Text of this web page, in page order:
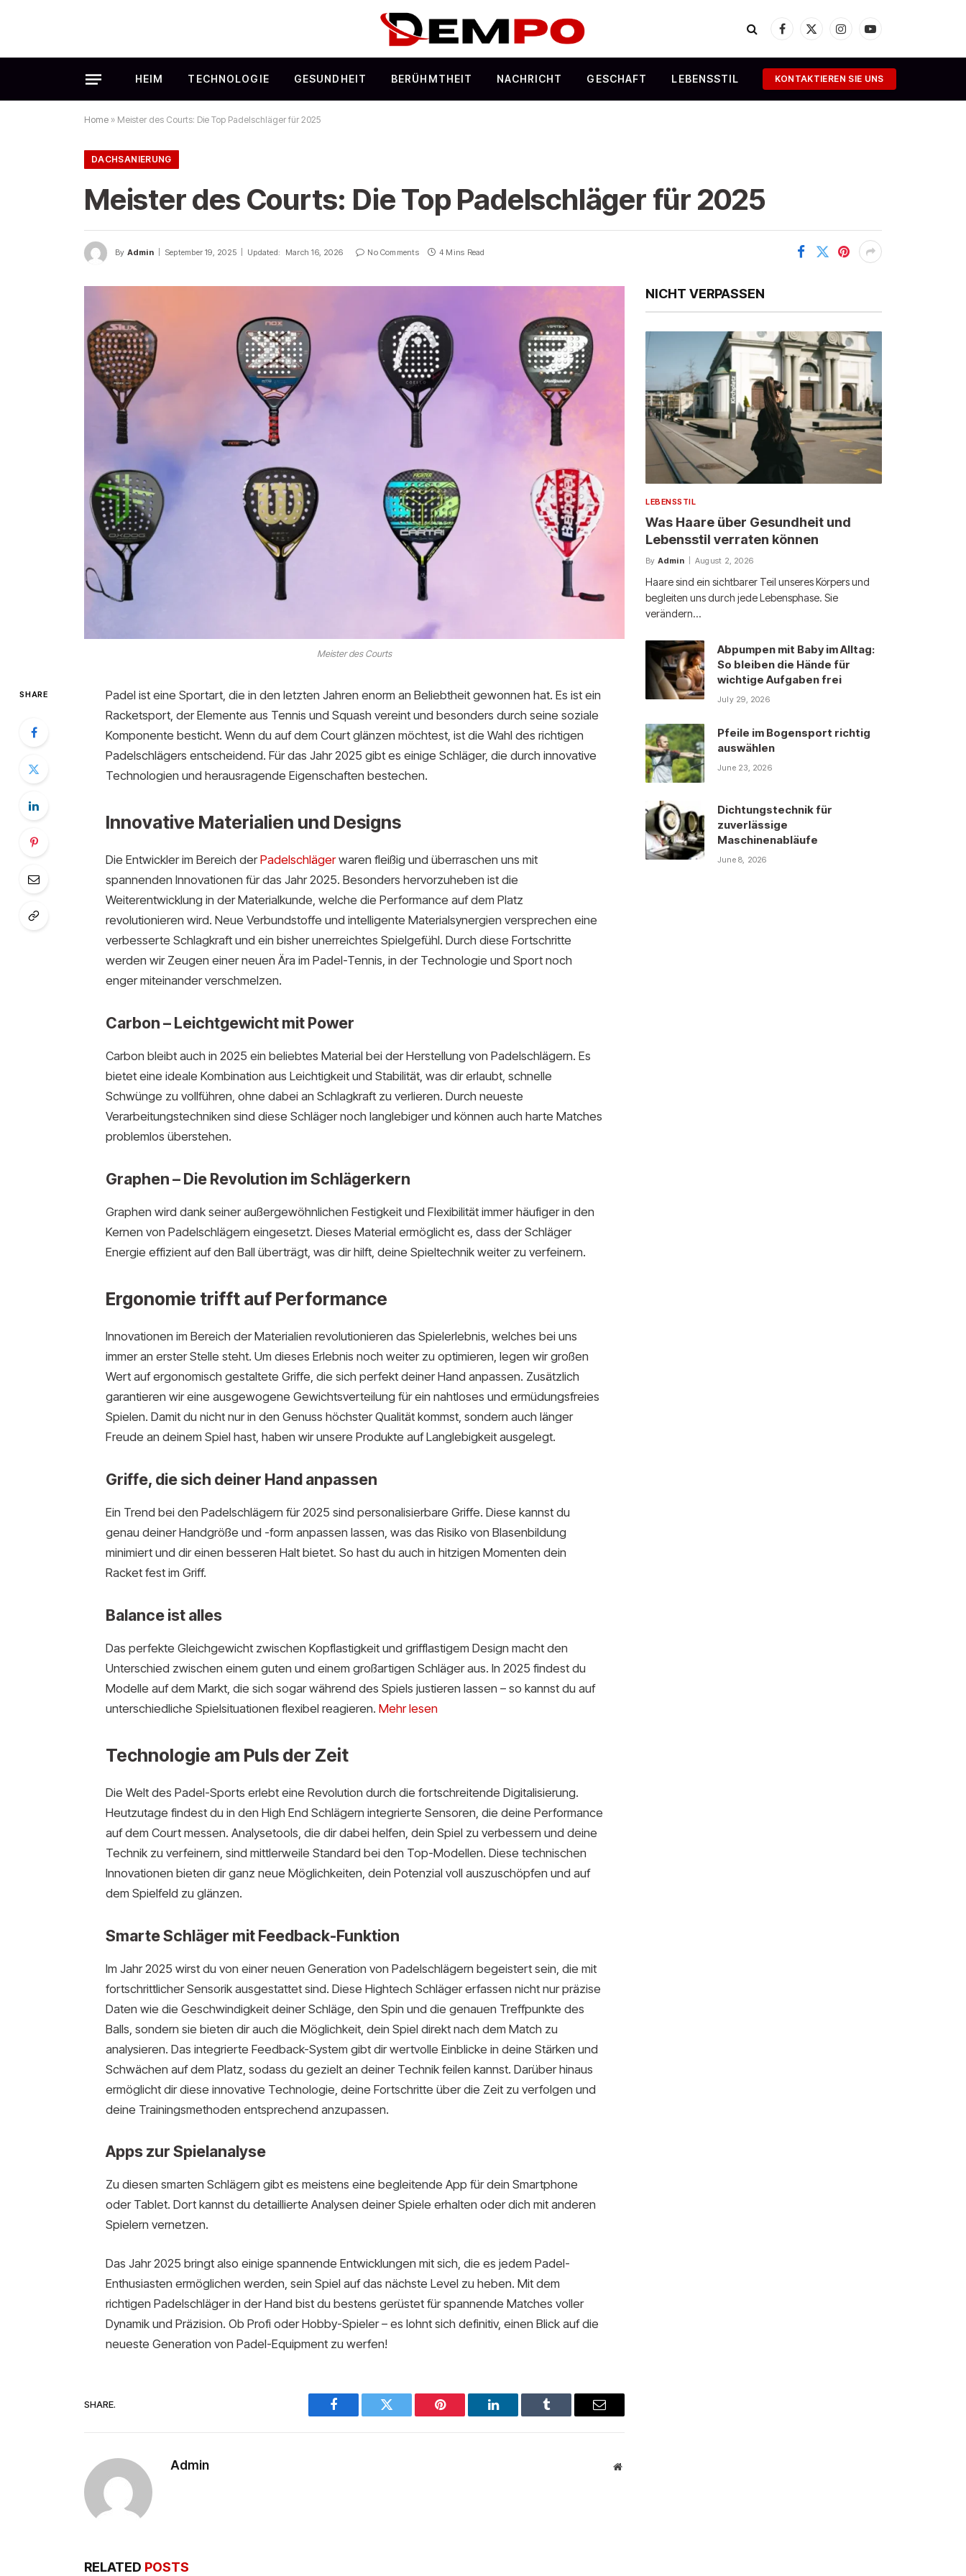
Facebook
X
InstagramYouTube
HEIM TECHNOLOGIE GESUNDHEIT BERÜHMTHEIT NACHRICHT GESCHAFT LEBENSSTIL KONTAKTIEREN SIE UNS
Home » Meister des Courts: Die Top Padelschläger für 2025
DACHSANIERUNG
Meister des Courts: Die Top Padelschläger für 2025
By Admin September 19, 2025 Updated: March 16, 2026 No Comments 4 Mins Read
Meister des Courts
SHARE
Padel ist eine Sportart, die in den letzten Jahren enorm an Beliebtheit gewonnen hat. Es ist ein
Racketsport, der Elemente aus Tennis und Squash vereint und besonders durch seine soziale
Komponente besticht. Wenn du auf dem Court glänzen möchtest, ist die Wahl des richtigen
Padelschlägers entscheidend. Für das Jahr 2025 gibt es einige Schläger, die durch innovative
Technologien und herausragende Eigenschaften bestechen.
Innovative Materialien und Designs
Die Entwickler im Bereich derPadelschlägerwaren fleißig und überraschen uns mit
spannenden Innovationen für das Jahr 2025. Besonders hervorzuheben ist die
Weiterentwicklung in der Materialkunde, welche die Performance auf dem Platz
revolutionieren wird. Neue Verbundstoffe und intelligente Materialsynergien versprechen eine
verbesserte Schlagkraft und ein bisher unerreichtes Spielgefühl. Durch diese Fortschritte
werden wir Zeugen einer neuen Ära im Padel-Tennis, in der Technologie und Sport noch
enger miteinander verschmelzen.
Carbon – Leichtgewicht mit Power
Carbon bleibt auch in 2025 ein beliebtes Material bei der Herstellung von Padelschlägern. Es
bietet eine ideale Kombination aus Leichtigkeit und Stabilität, was dir erlaubt, schnelle
Schwünge zu vollführen, ohne dabei an Schlagkraft zu verlieren. Durch neueste
Verarbeitungstechniken sind diese Schläger noch langlebiger und können auch harte Matches
problemlos überstehen.
Graphen – Die Revolution im Schlägerkern
Graphen wird dank seiner außergewöhnlichen Festigkeit und Flexibilität immer häufiger in den
Kernen von Padelschlägern eingesetzt. Dieses Material ermöglicht es, dass der Schläger
Energie effizient auf den Ball überträgt, was dir hilft, deine Spieltechnik weiter zu verfeinern.
Ergonomie trifft auf Performance
Innovationen im Bereich der Materialien revolutionieren das Spielerlebnis, welches bei uns
immer an erster Stelle steht. Um dieses Erlebnis noch weiter zu optimieren, legen wir großen
Wert auf ergonomisch gestaltete Griffe, die sich perfekt deiner Hand anpassen. Zusätzlich
garantieren wir eine ausgewogene Gewichtsverteilung für ein nahtloses und ermüdungsfreies
Spielen. Damit du nicht nur in den Genuss höchster Qualität kommst, sondern auch länger
Freude an deinem Spiel hast, haben wir unsere Produkte auf Langlebigkeit ausgelegt.
Griffe, die sich deiner Hand anpassen
Ein Trend bei den Padelschlägern für 2025 sind personalisierbare Griffe. Diese kannst du
genau deiner Handgröße und -form anpassen lassen, was das Risiko von Blasenbildung
minimiert und dir einen besseren Halt bietet. So hast du auch in hitzigen Momenten dein
Racket fest im Griff.
Balance ist alles
Das perfekte Gleichgewicht zwischen Kopflastigkeit und grifflastigem Design macht den
Unterschied zwischen einem guten und einem großartigen Schläger aus. In 2025 findest du
Modelle auf dem Markt, die sich sogar während des Spiels justieren lassen – so kannst du auf
unterschiedliche Spielsituationen flexibel reagieren. Mehr lesen
Technologie am Puls der Zeit
Die Welt des Padel-Sports erlebt eine Revolution durch die fortschreitende Digitalisierung.
Heutzutage findest du in den High End Schlägern integrierte Sensoren, die deine Performance
auf dem Court messen. Analysetools, die dir dabei helfen, dein Spiel zu verbessern und deine
Technik zu verfeinern, sind mittlerweile Standard bei den Top-Modellen. Diese technischen
Innovationen bieten dir ganz neue Möglichkeiten, dein Potenzial voll auszuschöpfen und auf
dem Spielfeld zu glänzen.
Smarte Schläger mit Feedback-Funktion
Im Jahr 2025 wirst du von einer neuen Generation von Padelschlägern begeistert sein, die mit
fortschrittlicher Sensorik ausgestattet sind. Diese Hightech Schläger erfassen nicht nur präzise
Daten wie die Geschwindigkeit deiner Schläge, den Spin und die genauen Treffpunkte des
Balls, sondern sie bieten dir auch die Möglichkeit, dein Spiel direkt nach dem Match zu
analysieren. Das integrierte Feedback-System gibt dir wertvolle Einblicke in deine Stärken und
Schwächen auf dem Platz, sodass du gezielt an deiner Technik feilen kannst. Darüber hinaus
ermöglicht dir diese innovative Technologie, deine Fortschritte über die Zeit zu verfolgen und
deine Trainingsmethoden entsprechend anzupassen.
Apps zur Spielanalyse
Zu diesen smarten Schlägern gibt es meistens eine begleitende App für dein Smartphone
oder Tablet. Dort kannst du detaillierte Analysen deiner Spiele erhalten oder dich mit anderen
Spielern vernetzen.
Das Jahr 2025 bringt also einige spannende Entwicklungen mit sich, die es jedem Padel-
Enthusiasten ermöglichen werden, sein Spiel auf das nächste Level zu heben. Mit dem
richtigen Padelschläger in der Hand bist du bestens gerüstet für spannende Matches voller
Dynamik und Präzision. Ob Profi oder Hobby-Spieler – es lohnt sich definitiv, einen Blick auf die
neueste Generation von Padel-Equipment zu werfen!
SHARE.
Facebook Twitter Pinterest LinkedIn Tumblr Email
Admin Website
RELATED POSTS
NICHT VERPASSEN
LEBENSSTIL
Was Haare über Gesundheit und
Lebensstil verraten können
By Admin August 2, 2026
Haare sind ein sichtbarer Teil unseres Körpers und
begleiten uns durch jede Lebensphase. Sie
verändern…
Abpumpen mit Baby im Alltag:
So bleiben die Hände für
wichtige Aufgaben frei
July 29, 2026
Pfeile im Bogensport richtig
auswählen
June 23, 2026
Dichtungstechnik für
zuverlässige
Maschinenabläufe
June 8, 2026